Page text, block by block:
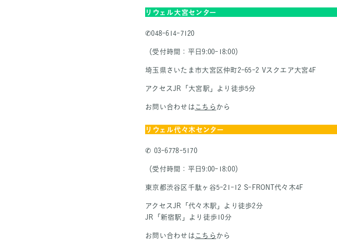
リウェル大宮センター
✆048-614-7120
（受付時間：平日9:00-18:00）
埼玉県さいたま市大宮区仲町2-65-2 Vスクエア大宮4F
アクセスJR「大宮駅」より徒歩5分
お問い合わせはこちらから
リウェル代々木センター
✆ 03-6778-5170
（受付時間：平日9:00-18:00）
東京都渋谷区千駄ヶ谷5-21-12 S-FRONT代々木4F
アクセスJR「代々木駅」より徒歩2分
JR「新宿駅」より徒歩10分
お問い合わせはこちらから